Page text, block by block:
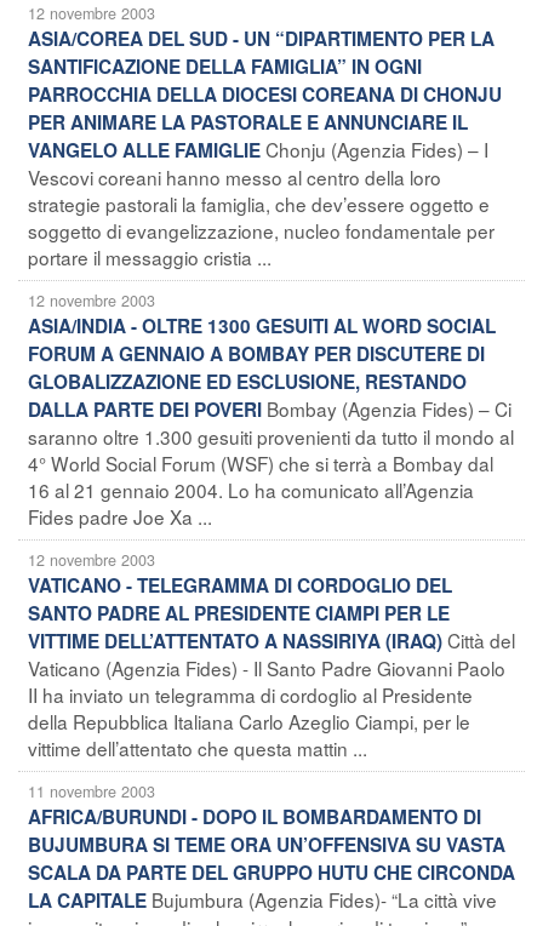
12 novembre 2003
ASIA/COREA DEL SUD - UN “DIPARTIMENTO PER LA
SANTIFICAZIONE DELLA FAMIGLIA” IN OGNI
PARROCCHIA DELLA DIOCESI COREANA DI CHONJU
PER ANIMARE LA PASTORALE E ANNUNCIARE IL
VANGELO ALLE FAMIGLIEChonju (Agenzia Fides) – I
Vescovi coreani hanno messo al centro della loro
strategie pastorali la famiglia, che dev’essere oggetto e
soggetto di evangelizzazione, nucleo fondamentale per
portare il messaggio cristia ...
12 novembre 2003
ASIA/INDIA - OLTRE 1300 GESUITI AL WORD SOCIAL
FORUM A GENNAIO A BOMBAY PER DISCUTERE DI
GLOBALIZZAZIONE ED ESCLUSIONE, RESTANDO
DALLA PARTE DEI POVERI Bombay (Agenzia Fides) – Ci
saranno oltre 1.300 gesuiti provenienti da tutto il mondo al
4° World Social Forum (WSF) che si terrà a Bombay dal
16 al 21 gennaio 2004. Lo ha comunicato all’Agenzia
Fides padre Joe Xa ...
12 novembre 2003
VATICANO - TELEGRAMMA DI CORDOGLIO DEL
SANTO PADRE AL PRESIDENTE CIAMPI PER LE
VITTIME DELL’ATTENTATO A NASSIRIYA (IRAQ)Città del
Vaticano (Agenzia Fides) - Il Santo Padre Giovanni Paolo
II ha inviato un telegramma di cordoglio al Presidente
della Repubblica Italiana Carlo Azeglio Ciampi, per le
vittime dell’attentato che questa mattin ...
11 novembre 2003
AFRICA/BURUNDI - DOPO IL BOMBARDAMENTO DI
BUJUMBURA SI TEME ORA UN’OFFENSIVA SU VASTA
SCALA DA PARTE DEL GRUPPO HUTU CHE CIRCONDA
LA CAPITALE Bujumbura (Agenzia Fides)- “La città vive